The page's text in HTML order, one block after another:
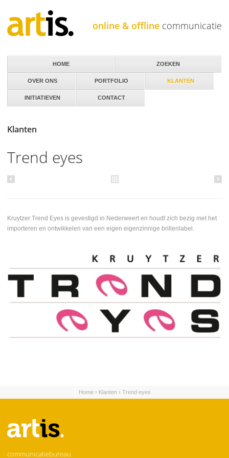
online & offline communicatie
Klanten
Trend eyes
Kruytzer Trend Eyes is gevestigd in Nederweert en houdt zich bezig met het
importeren en ontwikkelen van een eigen eigenzinnige brillenlabel.
HOME
OVER ONS PORTFOLIO KLANTEN
INITIATIEVEN CONTACT
ZOEKEN
U bent hier
Home› Klanten› Trend eyes
communicatiebureau